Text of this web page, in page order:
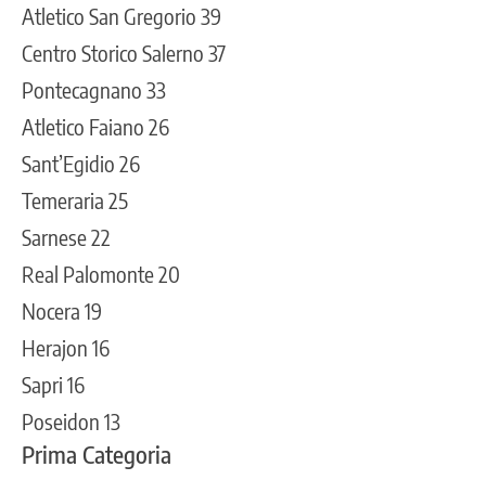
Atletico San Gregorio 39
Centro Storico Salerno 37
Pontecagnano 33
Atletico Faiano 26
Sant’Egidio 26
Temeraria 25
Sarnese 22
Real Palomonte 20
Nocera 19
Herajon 16
Sapri 16
Poseidon 13
Prima Categoria